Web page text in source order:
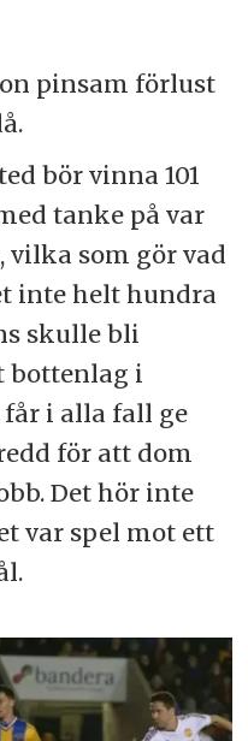
pinsam förlust
bör vinna 101
tanke på var
vilka som gör vad
inte helt hundra
skulle bli
bottenlag i
får i alla fall ge
för att dom
Det hör inte
var spel mot ett